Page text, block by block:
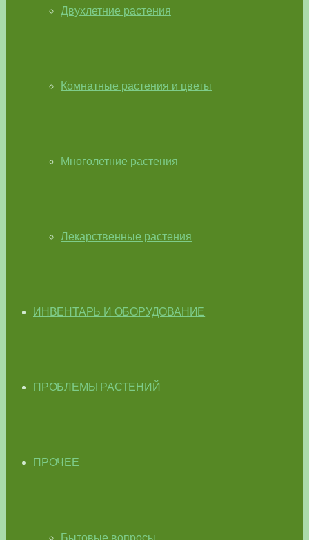
Двухлетние растения
Комнатные растения и цветы
Многолетние растения
Лекарственные растения
ИНВЕНТАРЬ И ОБОРУДОВАНИЕ
ПРОБЛЕМЫ РАСТЕНИЙ
ПРОЧЕЕ
Бытовые вопросы